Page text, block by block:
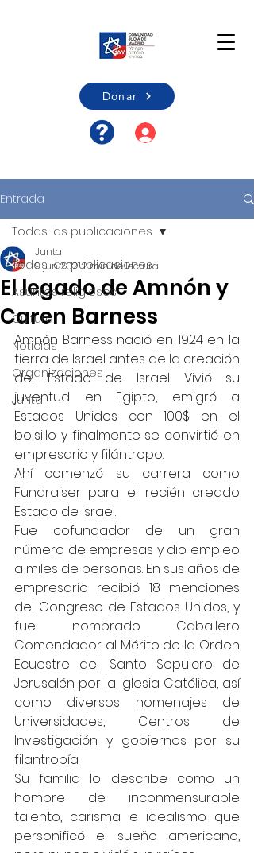
Donar
Entrada
Todas las publicaciones
Asuntos religiosos
Cultura
Noticias
Organizaciones
Junta
Todas las publicaciones
El legado de Amnón y
Caren Barness
Junta
9 jun 20212 min de lectura
Amnón Barness nació en 1924 en la
tierra de Israel antes de la creación
del Estado de Israel. Vivió su
juventud en Egipto, emigró a
Estados Unidos con 100$ en el
bolsillo y finalmente se convirtió en
empresario y filántropo.
Ahí comenzó su carrera como
Fundraiser para el recién creado
Estado de Israel.
Fue cofundador de un gran
número de empresas y dio empleo
a miles de personas. En sus años de
empresario recibió 18 menciones
del Congreso de Estados Unidos, y
fue nombrado Caballero
Comendador al Mérito de la Orden
Ecuestre del Santo Sepulcro de
Jerusalén por la Iglesia Católica, así
como diversos homenajes de
Universidades, Centros de
Investigación y gobiernos por su
filantropía.
Su familia lo describe como un
hombre de inconmensurable
talento, carisma e idealismo que
personificó el sueño americano,